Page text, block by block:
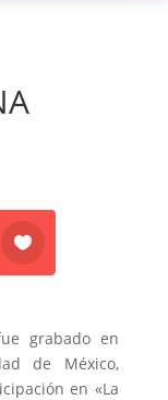
grabado en
de México,
en «La